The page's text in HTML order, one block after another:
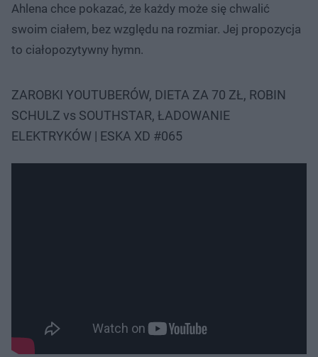
Ahlena chce pokazać, że każdy może się chwalić
swoim ciałem, bez względu na rozmiar. Jej propozycja
to ciałopozytywny hymn.
ZAROBKI YOUTUBERÓW, DIETA ZA 70 ZŁ, ROBIN
SCHULZ vs SOUTHSTAR, ŁADOWANIE
ELEKTRYKÓW | ESKA XD #065